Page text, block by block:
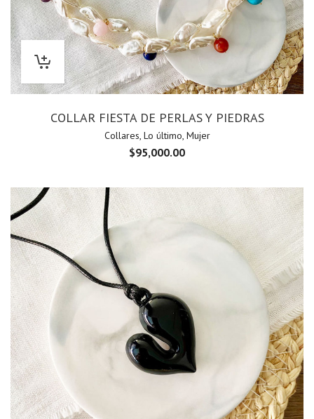
COLLAR FIESTA DE PERLAS Y PIEDRAS
Collares, Lo último, Mujer
$95,000.00